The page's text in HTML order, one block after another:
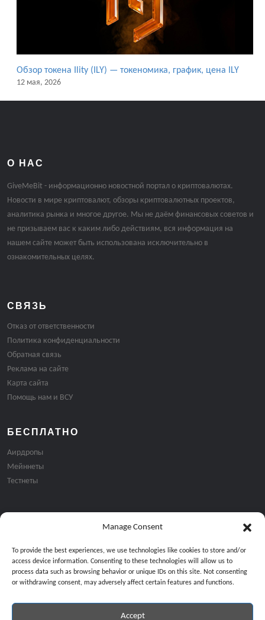
Manage Consent
To provide the best experiences, we use technologies like cookies to store and/or
access device information. Consenting to these technologies will allow us to
process data such as browsing behavior or unique IDs on this site. Not consenting
or withdrawing consent, may adversely affect certain features and functions.
Accept
Обзор токена Ility (ILY) — токеномика, график, цена ILY
12 мая, 2026
О НАС
GiveMeBit - информационно новостной портал о криптовалютах.
Новости в мире криптовалют, обзоры криптовалютных проектов,
аналитика рынка и многое другое. Мы не даём финансовых советов и
не призываем вас к каким либо действиям, вся информация на
нашем сайте может быть использована исключительно в
ознакомительных целях.
СВЯЗЬ
Отказ от ответственности
Политика конфиденциальности
Обратная связь
Реклама на сайте
Карта сайта
Помощь нам и ВСУ
БЕСПЛАТНО
Аирдропы
Мейннеты
Тестнеты
Подписка на email рассылку: